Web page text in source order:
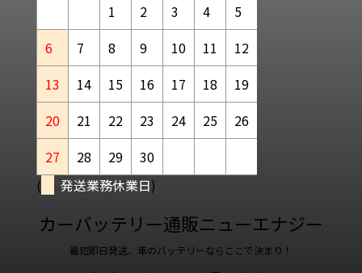
1 2 3 4
5
6
7 8 9 10 11
12
13
14 15 16 17 18
19
20
21 22 23 24 25
26
27
28 29
30
(
発送業務休業日)
カーバッテリー通販ニューエナジー
最短即日発送、車のバッテリーならここで決まり！